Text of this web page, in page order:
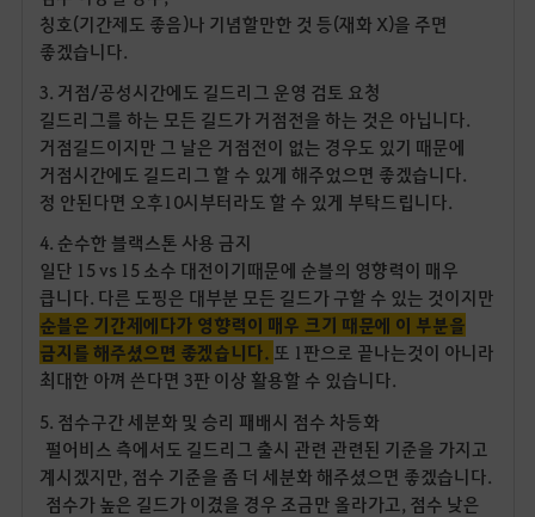
칭호(기간제도 좋음)나 기념할만한 것 등(재화 X)을 주면
좋겠습니다.
3. 거점/공성시간에도 길드리그 운영 검토 요청
길드리그를 하는 모든 길드가 거점전을 하는 것은 아닙니다.
거점길드이지만 그 날은 거점전이 없는 경우도 있기 때문에
거점시간에도 길드리그 할 수 있게 해주었으면 좋겠습니다.
정 안된다면 오후10시부터라도 할 수 있게 부탁드립니다.
4. 순수한 블랙스톤 사용 금지
일단 15 vs 15 소수 대전이기때문에 순블의 영향력이 매우
큽니다. 다른 도핑은 대부분 모든 길드가 구할 수 있는 것이지만
순블은 기간제에다가 영향력이 매우 크기 때문에 이 부분을
금지를 해주셨으면 좋겠습니다. 또 1판으로 끝나는것이 아니라
최대한 아껴 쓴다면 3판 이상 활용할 수 있습니다.
5. 점수구간 세분화 및 승리 패배시 점수 차등화
펄어비스 측에서도 길드리그 출시 관련 관련된 기준을 가지고
계시겠지만, 점수 기준을 좀 더 세분화 해주셨으면 좋겠습니다.
점수가 높은 길드가 이겼을 경우 조금만 올라가고, 점수 낮은